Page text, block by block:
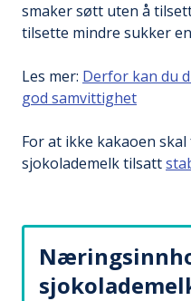
smaker søtt uten å
tilsette mindre sukker
Les mer: Derfor kan du
god samvittighet
For at ikke kakaoen
sjokolademelk tilsatt